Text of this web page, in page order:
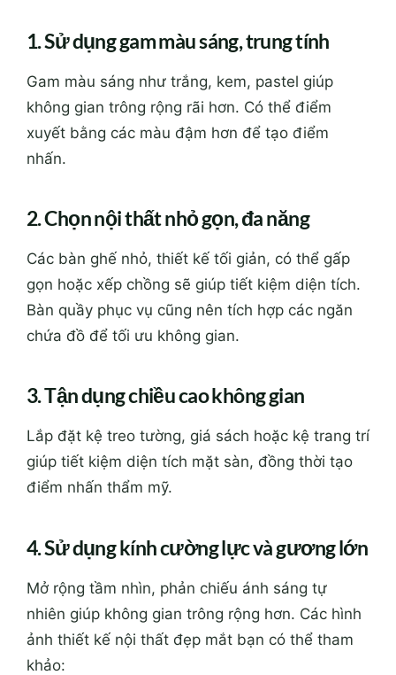
1. Sử dụng gam màu sáng, trung tính
Gam màu sáng như trắng, kem, pastel giúp
không gian trông rộng rãi hơn. Có thể điểm
xuyết bằng các màu đậm hơn để tạo điểm
nhấn.
2. Chọn nội thất nhỏ gọn, đa năng
Các bàn ghế nhỏ, thiết kế tối giản, có thể gấp
gọn hoặc xếp chồng sẽ giúp tiết kiệm diện tích.
Bàn quầy phục vụ cũng nên tích hợp các ngăn
chứa đồ để tối ưu không gian.
3. Tận dụng chiều cao không gian
Lắp đặt kệ treo tường, giá sách hoặc kệ trang trí
giúp tiết kiệm diện tích mặt sàn, đồng thời tạo
điểm nhấn thẩm mỹ.
4. Sử dụng kính cường lực và gương lớn
Mở rộng tầm nhìn, phản chiếu ánh sáng tự
nhiên giúp không gian trông rộng hơn. Các hình
ảnh thiết kế nội thất đẹp mắt bạn có thể tham
khảo: